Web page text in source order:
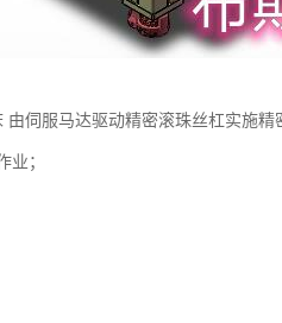
伺服马达驱动精密滚珠丝杠实施精
业；